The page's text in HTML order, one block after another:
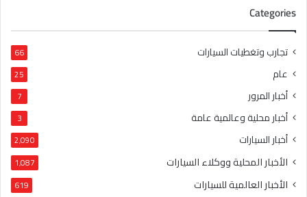
Categories
تجارب وتغطيات السيارات 66
عام 25
أخبار المرور 7
أخبار محلية وعالمية عامة 3
أخبار السيارات 2٬090
الأخبار المحلية ووكلاء السيارات 1٬087
الأخبار العالمية للسيارات 619